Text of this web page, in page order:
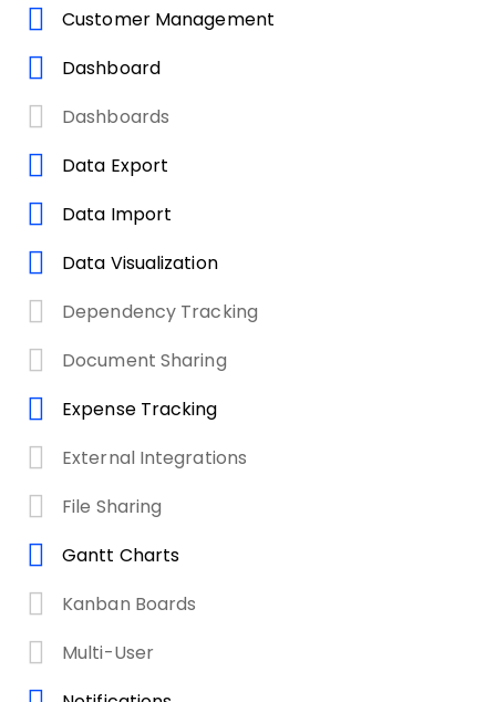
Customer Management
Dashboard
Dashboards
Data Export
Data Import
Data Visualization
Dependency Tracking
Document Sharing
Expense Tracking
External Integrations
File Sharing
Gantt Charts
Kanban Boards
Multi-User